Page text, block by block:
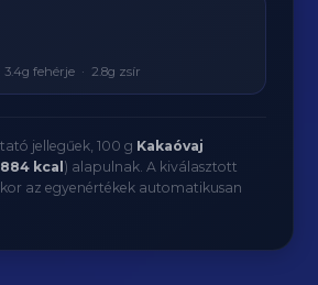
fehérje · 2.8g zsír
jellegűek, 100 g Kakaóvaj
884 kcal ) alapulnak. A kiválasztott
az egyenértékek automatikusan